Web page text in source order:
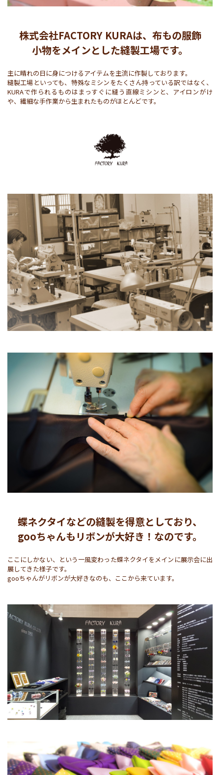
株式会社FACTORY KURAは、布もの服飾
小物をメインとした縫製工場です。
主に晴れの日に身につけるアイテムを主流に作製しております。
縫製工場といっても、特殊なミシンをたくさん持っている訳ではなく、
KURAで作られるものはまっすぐに縫う直線ミシンと、アイロンがけ
や、繊細な手作業から生まれたものがほとんどです。
蝶ネクタイなどの縫製を得意としており、
gooちゃんもリボンが大好き！なのです。
ここにしかない、という一風変わった蝶ネクタイをメインに展示会に出
展してきた様子です。
gooちゃんがリボンが大好きなのも、ここから来ています。